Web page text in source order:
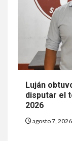
Luján
disputar el
2026
agosto 7, 2026